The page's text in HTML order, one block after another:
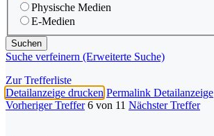
Physische Medien
E-Medien
Suche verfeinern (Erweiterte Suche)
Zur Trefferliste
Detailanzeige drucken Permalink Detailanzeige
Vorheriger Treffer 6 von 11 Nächster Treffer